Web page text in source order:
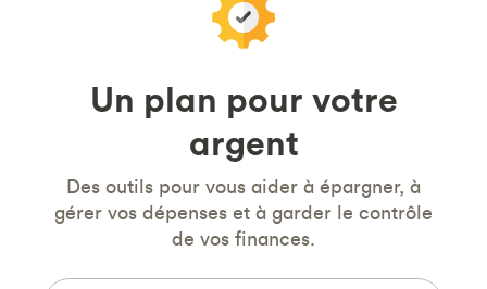
Un plan pour votre
argent
Des outils pour vous aider à épargner, à
gérer vos dépenses et à garder le contrôle
de vos finances.